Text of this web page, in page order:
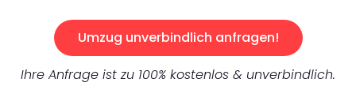
Umzug unverbindlich anfragen!
Ihre Anfrage ist zu 100% kostenlos & unverbindlich.